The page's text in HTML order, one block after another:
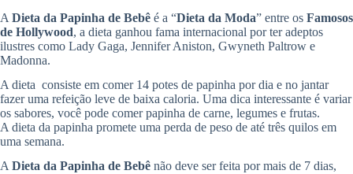
A Dieta da Papinha de Bebê é a “Dieta da Moda” entre os Famosos
de Hollywood, a dieta ganhou fama internacional por ter adeptos
ilustres como Lady Gaga, Jennifer Aniston, Gwyneth Paltrow e
Madonna.
A dieta consiste em comer 14 potes de papinha por dia e no jantar
fazer uma refeição leve de baixa caloria. Uma dica interessante é variar
os sabores, você pode comer papinha de carne, legumes e frutas.
A dieta da papinha promete uma perda de peso de até três quilos em
uma semana.
A Dieta da Papinha de Bebê não deve ser feita por mais de 7 dias,